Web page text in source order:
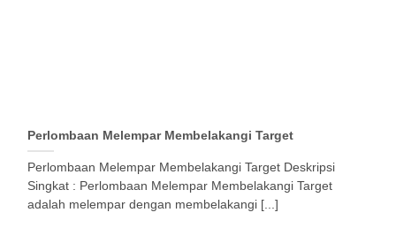
Perlombaan Melempar Membelakangi Target
Perlombaan Melempar Membelakangi Target Deskripsi
Singkat : Perlombaan Melempar Membelakangi Target
adalah melempar dengan membelakangi [...]